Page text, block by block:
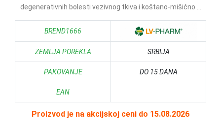
degenerativnih bolesti vezivnog tkiva i koštano-mišićno ...
BREND1666
ZEMLJA POREKLA SRBIJA
PAKOVANJE DO 15 DANA
EAN
Proizvod je na akcijskoj ceni do 15.08.2026